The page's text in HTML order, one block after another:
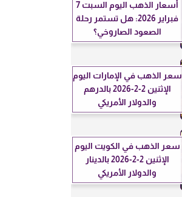
أسعار الذهب اليوم السبت 7
فبراير 2026: هل تستمر رحلة
الصعود الصاروخي؟
سعر الذهب في الإمارات اليوم
الإثنين 2-2-2026 بالدرهم
والدولار الأمريكي
سعر الذهب في الكويت اليوم
الإثنين 2-2-2026 بالدينار
والدولار الأمريكي